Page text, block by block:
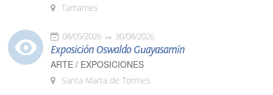
Tamames
08/05/2026 30/08/2026
Exposición Oswaldo Guayasamín
ARTE / EXPOSICIONES
Santa Marta de Tormes